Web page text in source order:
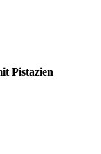
Pistazien